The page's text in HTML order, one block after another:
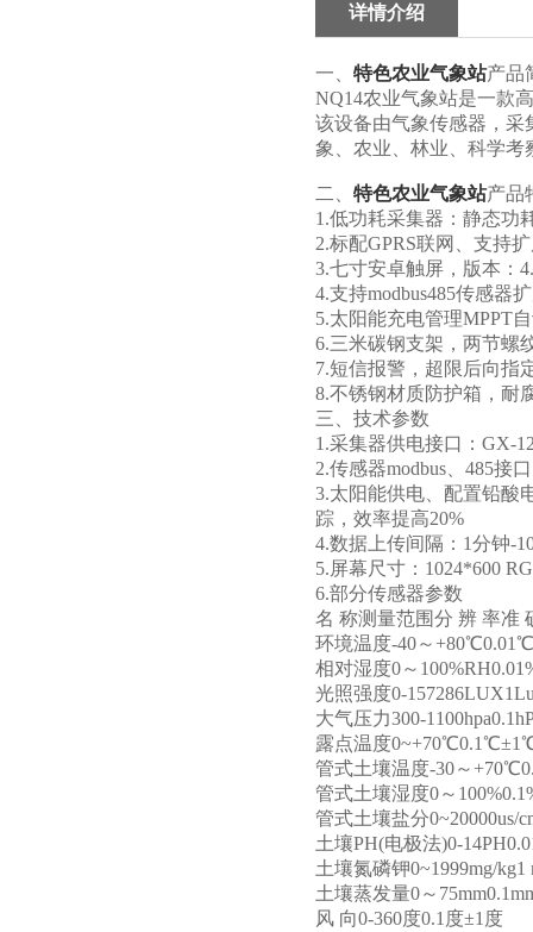
详情介绍
一、 特色农业气象站产品
NQ14农业气象站是一款
该设备由气象传感器，采
象、农业、林业、科学考
二、 特色农业气象站产品
1.低功耗采集器：静态功
2.标配GPRS联网、支持
3.七寸安卓触屏，版本：
4.支持modbus485传感器
5.太阳能充电管理MPPT
6.三米碳钢支架，两节螺
7.短信报警，超限后向指
8.不锈钢材质防护箱，耐
三、技术参数
1.采集器供电接口：GX-
2.传感器modbus、485接
3.太阳能供电、配置铅酸
踪，效率提高20%
4.数据上传间隔：1分钟-
5.屏幕尺寸：1024*600
6.部分传感器参数
名 称测量范围分 辨 率准
环境温度-40～
相对湿度0～
光照强度0-
大气压力300-
露点温度
管式土壤温度-30～
管式土壤湿度0～
管式土壤盐分0~20000us/
土壤PH(电极法)0-
土壤氮磷钾0~1999mg/kg1
土壤蒸发量0～
风 向0-360度0.1度±1度